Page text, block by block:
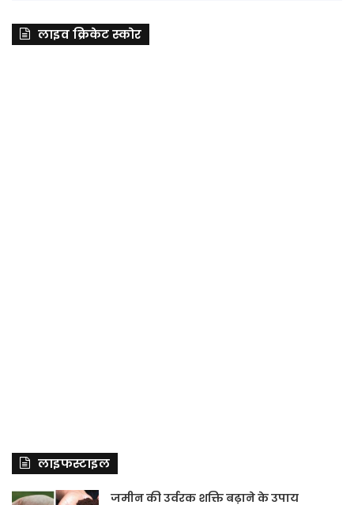
लाइव क्रिकेट स्कोर
लाइफस्टाइल
जमीन की उर्वरक शक्ति बढ़ाने के उपाय